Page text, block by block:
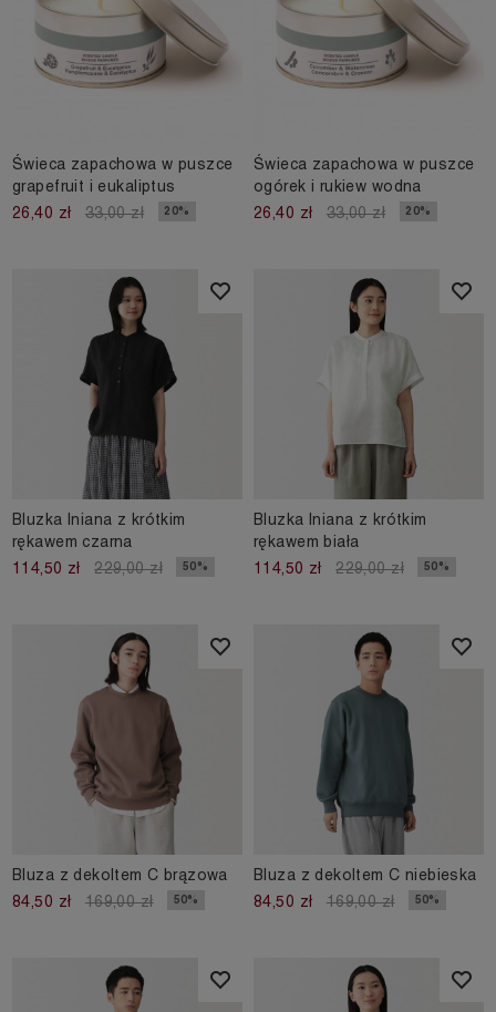
Świeca zapachowa w puszce
grapefruit i eukaliptus
26,40 zł
33,00 zł 20%
Świeca zapachowa w puszce
ogórek i rukiew wodna
26,40 zł
33,00 zł 20%
Bluzka lniana z krótkim
rękawem czarna
114,50 zł
229,00 zł 50%
Bluzka lniana z krótkim
rękawem biała
114,50 zł
229,00 zł 50%
Bluza z dekoltem C brązowa
84,50 zł
169,00 zł 50%
Bluza z dekoltem C niebieska
84,50 zł
169,00 zł 50%